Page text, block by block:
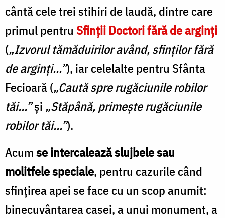
cântă cele trei stihiri de laudă, dintre care
primul pentru Sfinţii Doctori fără de arginţi
(„Izvorul tămăduirilor având, sfinţilor fără
de arginţi...”), iar celelalte pentru Sfânta
Fecioară („Caută spre rugăciunile robilor
tăi...”şi „Stăpână, primeşte rugăciunile
robilor tăi...”).
Acumse intercalează slujbele sau
molitfele speciale, pentru cazurile când
sfinţirea apei se face cu un scop anumit:
binecuvântarea casei, a unui monument, a